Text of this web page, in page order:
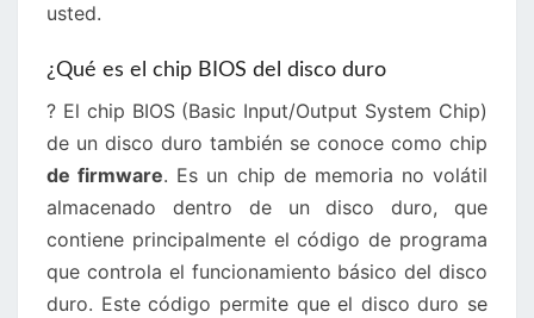
usted.
¿Qué es el chip BIOS del disco duro
? El chip BIOS (Basic Input/Output System Chip)
de un disco duro también se conoce como chip
de firmware. Es un chip de memoria no volátil
almacenado dentro de un disco duro, que
contiene principalmente el código de programa
que controla el funcionamiento básico del disco
duro. Este código permite que el disco duro se